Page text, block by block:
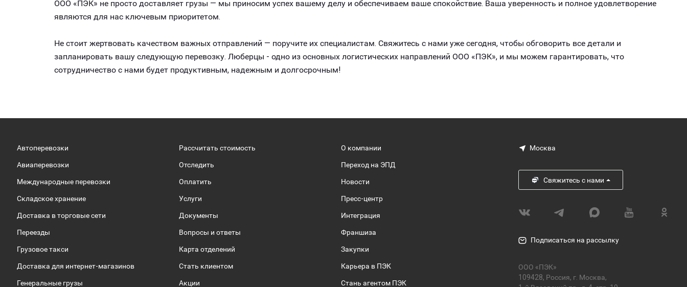
ООО «ПЭК» не просто доставляет грузы — мы приносим успех вашему делу и обеспечиваем ваше спокойствие. Ваша уверенность и полное удовлетворение
являются для нас ключевым приоритетом.
Не стоит жертвовать качеством важных отправлений — поручите их специалистам. Свяжитесь с нами уже сегодня, чтобы обговорить все детали и
запланировать вашу следующую перевозку. Люберцы - одно из основных логистических направлений ООО «ПЭК», и мы можем гарантировать, что
сотрудничество с нами будет продуктивным, надежным и долгосрочным!
Автоперевозки
Авиаперевозки
Международные перевозки
Складское хранение
Доставка в торговые сети
Переезды
Грузовое такси
Доставка для интернет-магазинов
Генеральные грузы
Рассчитать стоимость
Отследить
Оплатить
Услуги
Документы
Вопросы и ответы
Карта отделений
Стать клиентом
Акции
О компании
Переход на ЭПД
Новости
Пресс-центр
Интеграция
Франшиза
Закупки
Карьера в ПЭК
Стань агентом ПЭК
Москва
Свяжитесь с нами
Подписаться на рассылку
ООО «ПЭК»
109428, Россия, г. Москва,